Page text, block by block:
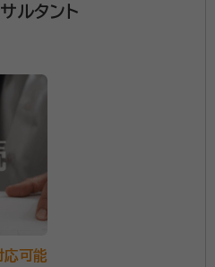
に対しても、分かる範囲で答えてく
都合に最大限に配慮していただきま
ルタント
応可能